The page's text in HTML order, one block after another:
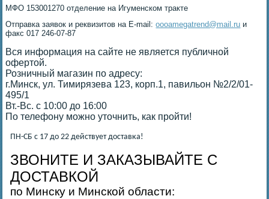
МФО 153001270 отделение на Игуменском тракте
Отправка заявок и реквизитов на E-mail:oooamegatrend@mail.ru и
факс 017 246-07-87
Вся информация на сайте не является публичной
офертой.
Розничный магазин по адресу:
г.Минск, ул. Тимирязева 123, корп.1, павильон №2/2/01-
495/1
Вт.-Вс. с 10:00 до 16:00
По телефону можно уточнить, как пройти!
ПН-СБ с 17 до 22 действует доставка!
ЗВОНИТЕ И ЗАКАЗЫВАЙТЕ С
ДОСТАВКОЙ
по Минску и Минской области: